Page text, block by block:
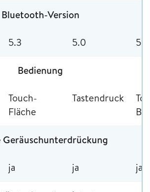
Bluetooth-Version
5.3 5.0 5.0
Bedienung
Touch-
Fläche
Tastendruck
ja ja ja